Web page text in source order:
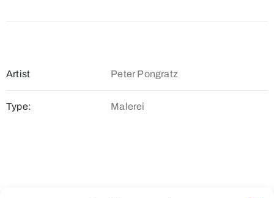
Artist Peter Pongratz
Type: Malerei